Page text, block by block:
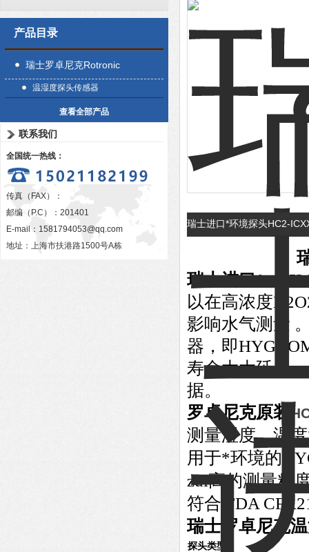
产品目录
瑞士罗卓尼克Rotronic
温湿度探头传感器
查看全部产品
联系我们
全国统一热线：
传真（FAX）：
邮编（P.C）：201401
E-mail： 1581794053@qq.com
地址：上海市扶港路1500号A栋
瑞士进口*环境探头HC2-
瑞士进口*（
以在高浓度
影响水气测量
器，即
寿命大大延长
据。
罗卓尼克原装
测量湿度，温
用于*环境的
zui高的测量精
符合 FDA
瑞士罗卓尼克
探头类型